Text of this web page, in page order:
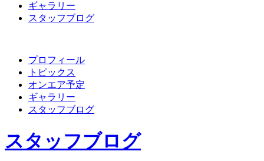
ギャラリー
スタッフブログ
プロフィール
トピックス
オンエア予定
ギャラリー
スタッフブログ
スタッフブログ